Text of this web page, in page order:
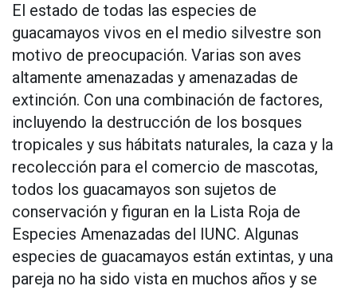
El estado de todas las especies de
guacamayos vivos en el medio silvestre son
motivo de preocupación. Varias son aves
altamente amenazadas y amenazadas de
extinción. Con una combinación de factores,
incluyendo la destrucción de los bosques
tropicales y sus hábitats naturales, la caza y la
recolección para el comercio de mascotas,
todos los guacamayos son sujetos de
conservación y figuran en la Lista Roja de
Especies Amenazadas del IUNC. Algunas
especies de guacamayos están extintas, y una
pareja no ha sido vista en muchos años y se